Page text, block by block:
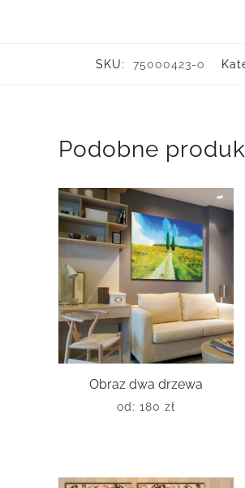
SKU: 75000423-o
Podobne
Obraz dwa drzewa
od: 180 zł